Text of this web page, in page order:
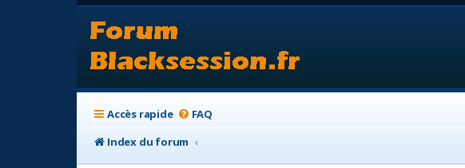
Accès rapide FAQ
Index du forum